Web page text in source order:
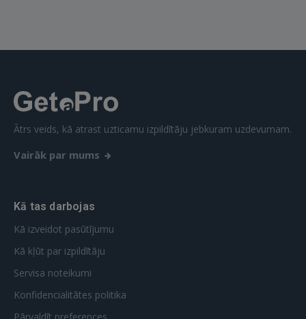
Ātrs veids, kā atrast uzticamu izpildītāju jebkuram uzdevumam.
Vairāk par mums
Kā tas darbojas
Kā izveidot pasūtījumu
Kā kļūt par izpildītāju
Servisa noteikumi
Konfidencialitātes politika